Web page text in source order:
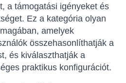
a támogatási igényeket és
Ez a kategória olyan
amelyek
összehasonlíthatják a
és kiválaszthatják a
praktikus konfigurációt.